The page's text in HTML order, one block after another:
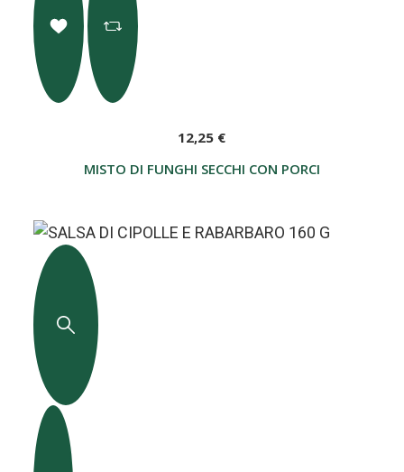
MISTO DI FUNGHI SECCHI CON PORCINI 100G
12,25 €